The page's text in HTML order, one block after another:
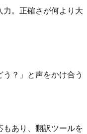
力。正確さが何より大
？」と声をかけ合う
あり、翻訳ツールを